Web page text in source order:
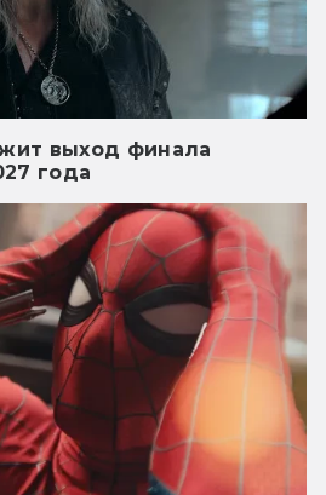
выход финала
года